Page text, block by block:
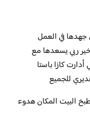
جهدها في العمل
ربي يسعدها مع
كازا باستا
للجميع
البيت المكان هدوء